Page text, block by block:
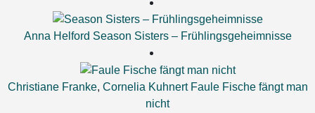
Anna Helford Season Sisters – Frühlingsgeheimnisse
Christiane Franke, Cornelia Kuhnert Faule Fische fängt man
nicht